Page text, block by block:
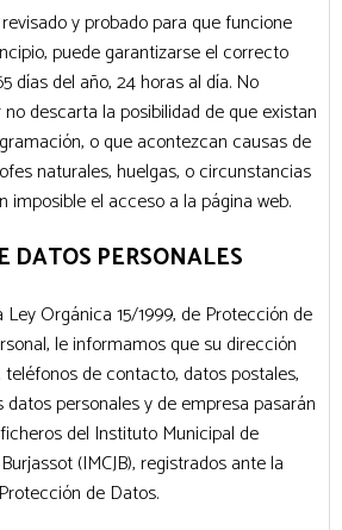
y probado para que funcione
puede garantizarse el correcto
días del año, 24 horas al día. No
descarta la posibilidad de que existan
o que acontezcan causas de
naturales, huelgas, o circunstancias
imposible el acceso a la página web.
DATOS PERSONALES
Orgánica 15/1999, de Protección de
le informamos que su dirección
de contacto, datos postales,
personales y de empresa pasarán
del Instituto Municipal de
(IMCJB), registrados ante la
de Datos.